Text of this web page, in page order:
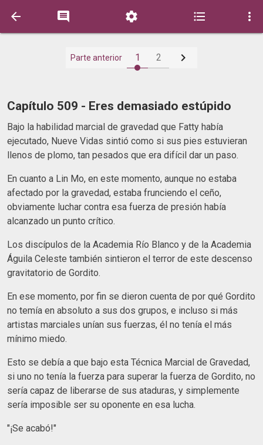
    
Parte anterior 1 2 
Capítulo 509 - Eres demasiado estúpido
Bajo la habilidad marcial de gravedad que Fatty había
ejecutado, Nueve Vidas sintió como si sus pies estuvieran
llenos de plomo, tan pesados que era difícil dar un paso.
En cuanto a Lin Mo, en este momento, aunque no estaba
afectado por la gravedad, estaba frunciendo el ceño,
obviamente luchar contra esa fuerza de presión había
alcanzado un punto crítico.
Los discípulos de la Academia Río Blanco y de la Academia
Águila Celeste también sintieron el terror de este descenso
gravitatorio de Gordito.
En ese momento, por fin se dieron cuenta de por qué Gordito
no temía en absoluto a sus dos grupos, e incluso si más
artistas marciales unían sus fuerzas, él no tenía el más
mínimo miedo.
Esto se debía a que bajo esta Técnica Marcial de Gravedad,
si uno no tenía la fuerza para superar la fuerza de Gordito, no
sería capaz de liberarse de sus ataduras, y simplemente
sería imposible ser su oponente en esa lucha.
"¡Se acabó!"